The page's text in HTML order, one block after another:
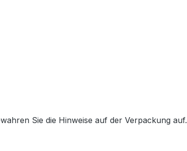
Sie die Hinweise auf der Verpackung auf.